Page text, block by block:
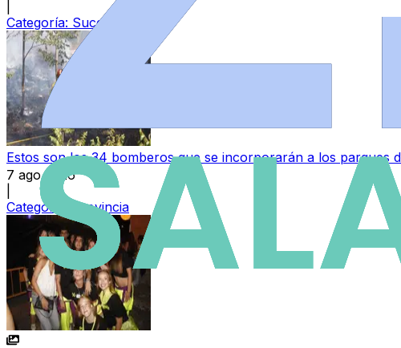
Categoría: Sucesos
Estos son los 34 bomberos que se incorporarán a los parques
7 ago 2026
Categoría:
Provincia